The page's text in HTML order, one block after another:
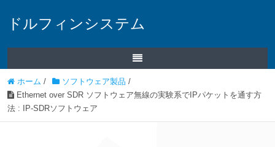
ドルフィンシステム
ホーム / ソフトウェア製品 /
Ethernet over SDR ソフトウェア無線の実験系でIPパケットを通す方
法 : IP-SDRソフトウェア